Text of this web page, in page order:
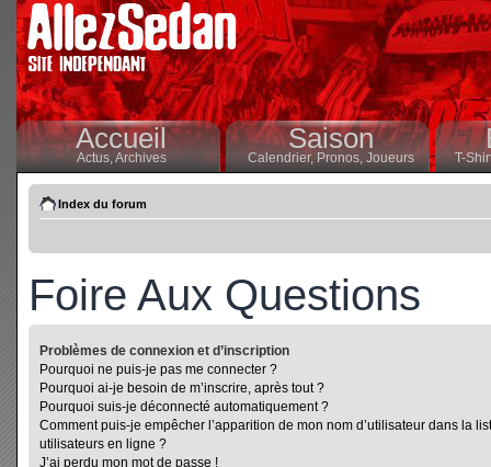
Accueil
Actus,Archives
Saison
Calendrier,Pronos, Joueurs T-
Index du forum
Foire Aux Questions
Problèmes de connexion et d’inscription
Pourquoi ne puis-je pas me connecter ?
Pourquoi ai-je besoin de m’inscrire, après tout ?
Pourquoi suis-je déconnecté automatiquement ?
Comment puis-je empêcher l’apparition de mon nom d’utilisateur dans la
utilisateurs en ligne ?
J’ai perdu mon mot de passe !